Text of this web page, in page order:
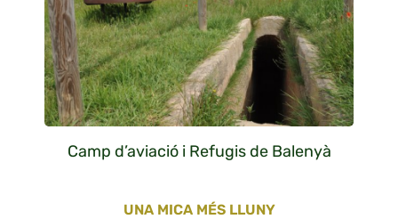
Camp d’aviació i Refugis de Balenyà
UNA MICA MÉS LLUNY